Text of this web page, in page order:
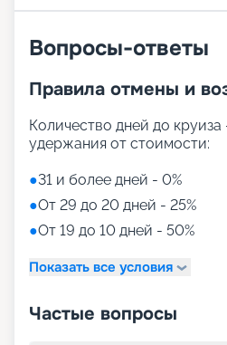
Вопросы-ответы
Правила отмены и
Количество дней до
удержания от стоимости:
●31 и более дней - 0%
●От 29 до 20 дней - 25%
●От 19 до 10 дней - 50%
Показать все условия
Частые вопросы